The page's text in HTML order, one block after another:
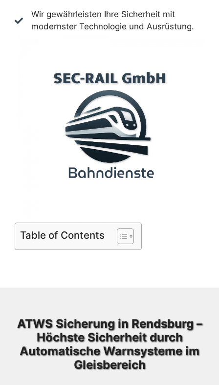
Wir gewährleisten Ihre Sicherheit mit
modernster Technologie und Ausrüstung.
Table of Contents
ATWS Sicherung in Rendsburg –
Höchste Sicherheit durch
Automatische Warnsysteme im
Gleisbereich